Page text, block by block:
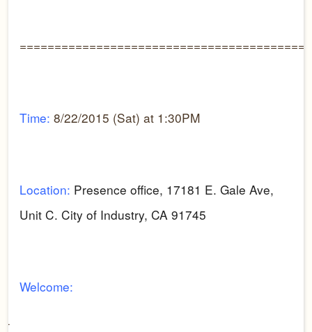
=========================================
Time: 8/22/2015 (Sat) at 1:30PM
Location: Presence office, 17181 E. Gale Ave,
Unit C. City of Industry, CA 91745
Welcome:
–